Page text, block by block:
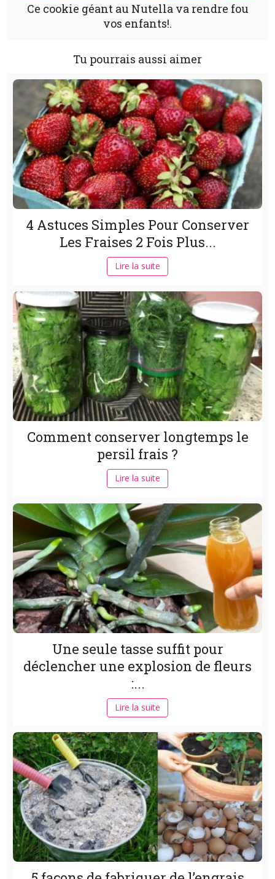
Ce cookie géant au Nutella va rendre fou
vos enfants!.
Tu pourrais aussi aimer
4 Astuces Simples Pour Conserver
Les Fraises 2 Fois Plus...
Lire la suite
Comment conserver longtemps le
persil frais ?
Lire la suite
Une seule tasse suffit pour
déclencher une explosion de fleurs
:...
Lire la suite